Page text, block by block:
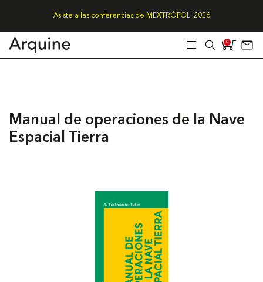
Asiste a las conferencias de MEXTRÓPOLI 2026
0
Manual de operaciones de la Nave
Espacial Tierra